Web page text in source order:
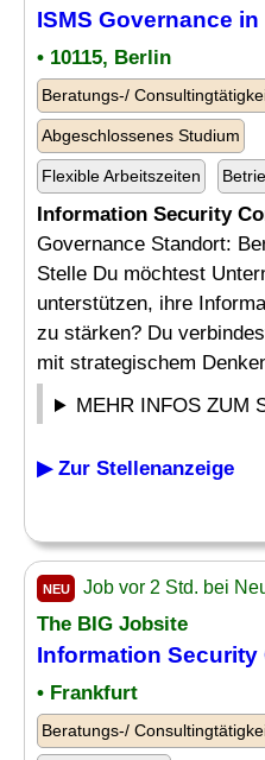
ISMS Governance
• 10115, Berlin
Beratungs-/
Abgeschlossenes Studium
Flexible Arbeitszeiten
Information Security
Governance Standort:
Stelle Du möchtest
unterstützen, ihre
zu stärken? Du
mit strategischem
MEHR INFOS ZUM
▶ Zur Stellenanzeige
NEU Job vor 2 Std. bei
The BIG Jobsite
Information
• Frankfurt
Beratungs-/